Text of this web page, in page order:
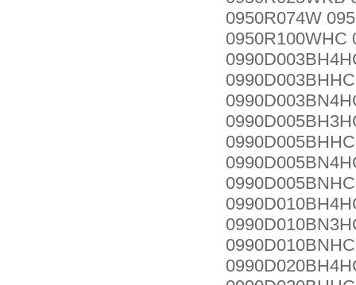
0950R074W
0950R100WHC